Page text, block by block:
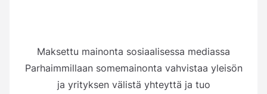
Maksettu mainonta sosiaalisessa mediassa
Parhaimmillaan somemainonta vahvistaa yleisön
ja yrityksen välistä yhteyttä ja tuo